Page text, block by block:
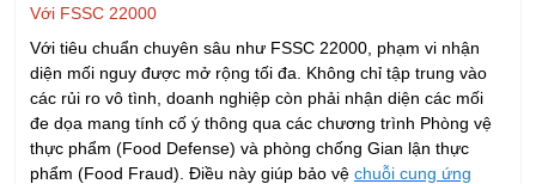
Gửi
LIÊN HỆ TƯ VẤN